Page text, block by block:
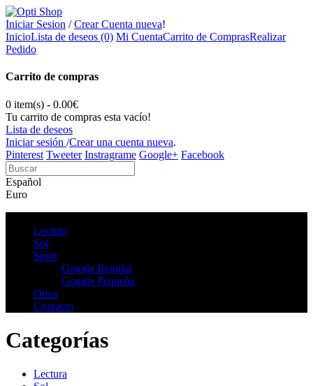
Iniciar Sesion /Crear Cuenta nueva!
InicioLista de deseos (0) Mi CuentaCarrito de ComprasRealizar
Pedido
Carrito de compras
0 item(s) - 0.00€
Tu carrito de compras esta vacío!
Lista de deseos
Iniciar sesión /Crear una cuenta nueva.
Pinterest Tweeter Instragrame Google+ Facebook
Español
Euro
Lectura
Sol
Sport
Goggle Regular
Goggle Pequeña
Otros
Contacto
Categorías
Lectura